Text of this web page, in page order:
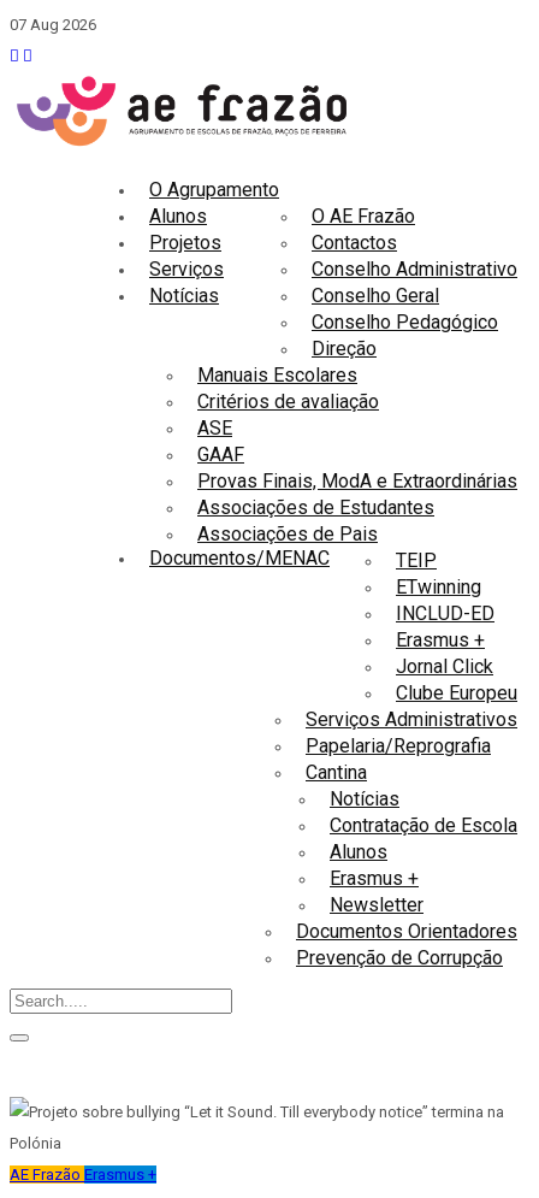
07 Aug 2026
O Agrupamento
O AE Frazão
Contactos
Conselho Administrativo
Conselho Geral
Conselho Pedagógico
Direção
Alunos
Manuais Escolares
Critérios de avaliação
ASE
GAAF
Provas Finais, ModA e Extraordinárias
Associações de Estudantes
Associações de Pais
Projetos
TEIP
ETwinning
INCLUD-ED
Erasmus +
Jornal Click
Clube Europeu
Serviços
Serviços Administrativos
Papelaria/Reprografia
Cantina
Notícias
Notícias
Contratação de Escola
Alunos
Erasmus +
Newsletter
Documentos/MENAC
Documentos Orientadores
Prevenção de Corrupção
AE Frazão Erasmus +